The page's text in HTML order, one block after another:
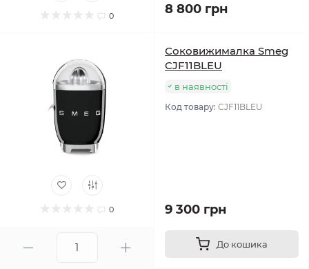
0 8 800 грн
0
Соковижималка Smeg
CJF11BLEU
в наявності
Код товару: CJF11BLEU
9 300 грн
До кошика